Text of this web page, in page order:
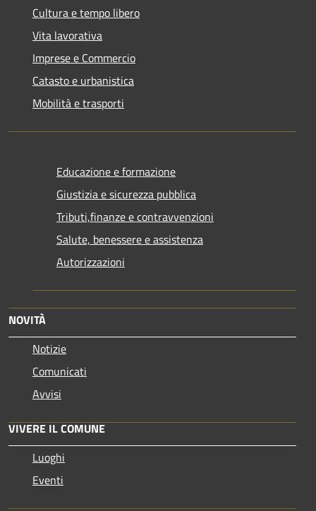
Cultura e tempo libero
Vita lavorativa
Imprese e Commercio
Catasto e urbanistica
Mobilità e trasporti
Educazione e formazione
Giustizia e sicurezza pubblica
Tributi,finanze e contravvenzioni
Salute, benessere e assistenza
Autorizzazioni
NOVITÀ
Notizie
Comunicati
Avvisi
VIVERE IL COMUNE
Luoghi
Eventi